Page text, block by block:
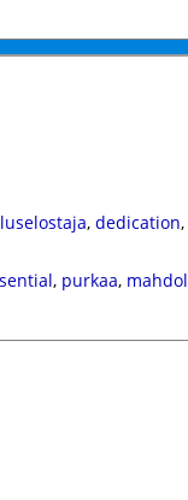
, dedication,
, purkaa,